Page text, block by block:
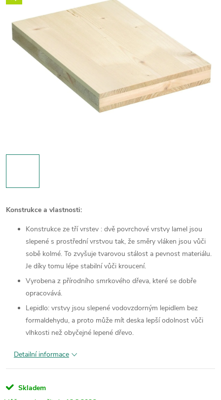
Konstrukce a vlastnosti:
Konstrukce ze tří vrstev : dvě povrchové vrstvy lamel jsou
slepené s prostřední vrstvou tak, že směry vláken jsou vůči
sobě kolmé. To zvyšuje tvarovou stálost a pevnost materiálu.
Je díky tomu lépe stabilní vůči kroucení.
Vyrobena z přírodního smrkového dřeva, které se dobře
opracovává.
Lepidlo: vrstvy jsou slepené vodovzdorným lepidlem bez
formaldehydu, a proto může mít deska lepší odolnost vůči
vlhkosti než obyčejné lepené dřevo.
Detailní informace
Skladem